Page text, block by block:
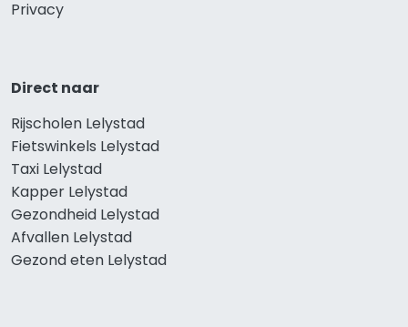
Privacy
Direct naar
Rijscholen Lelystad
Fietswinkels Lelystad
Taxi Lelystad
Kapper Lelystad
Gezondheid Lelystad
Afvallen Lelystad
Gezond eten Lelystad